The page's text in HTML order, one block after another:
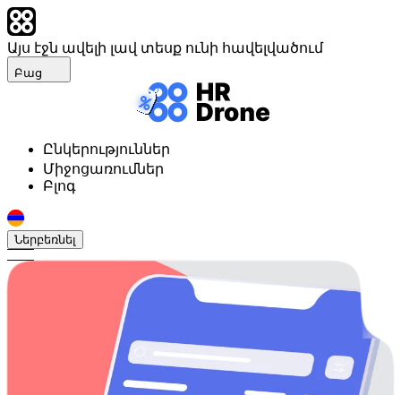
Այս էջն ավելի լավ տեսք ունի հավելվածում
Բաց
Ընկերություններ
Միջոցառումներ
Բլոգ
Ներբեռնել